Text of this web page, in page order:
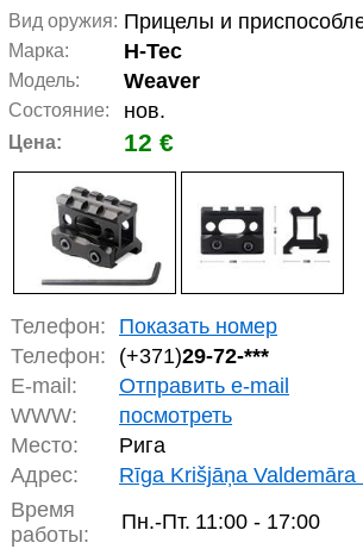
Вид оружия: Прицелы и
Марка: H-Tec
Модель: Weaver
Состояние: нов.
Цена: 12 €
Телефон:
Показать номер
Телефон:
(+371)29-72-***
E-mail:
Отправить e-mail
WWW:
посмотреть
Место:
Рига
Адрес:
Rīga Krišjāņa Valdemāra
Время
работы:
Пн.-Пт. 11:00 - 17:00